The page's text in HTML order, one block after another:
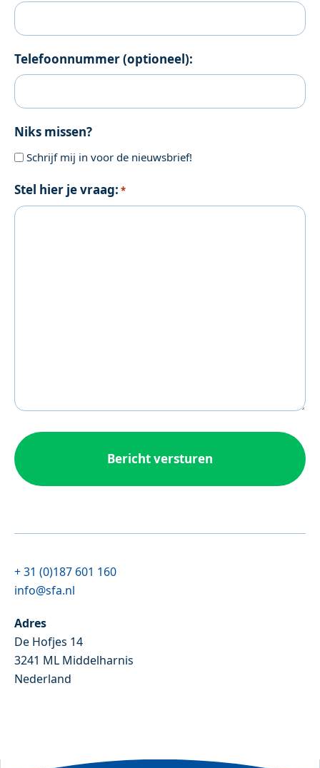
Telefoonnummer (optioneel):
Niks missen?
Schrijf mij in voor de nieuwsbrief!
Stel hier je vraag: *
+ 31 (0)187 601 160
info@sfa.nl
Adres
De Hofjes 14
3241 ML Middelharnis
Nederland